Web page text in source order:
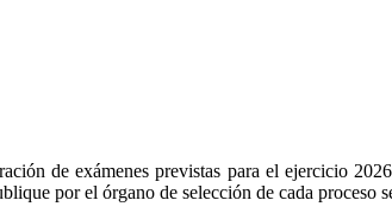
de exámenes previstas para el ejercicio
por el órgano de selección de cada proceso